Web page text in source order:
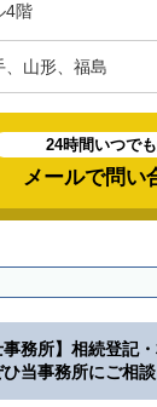
4階
、山形、福島
24時間いつで
メールで問い
事務所】相続登記
当事務所にご相